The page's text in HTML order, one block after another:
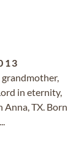
grandmother,
in eternity,
Anna, TX. Born